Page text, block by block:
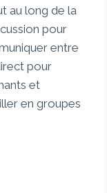
au long de la
pour
entre
pour
et
en groupes